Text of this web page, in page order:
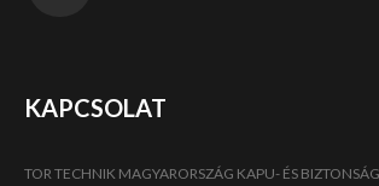
KAPCSOLAT
TOR TECHNIK MAGYARORSZÁG KAPU- ÉS